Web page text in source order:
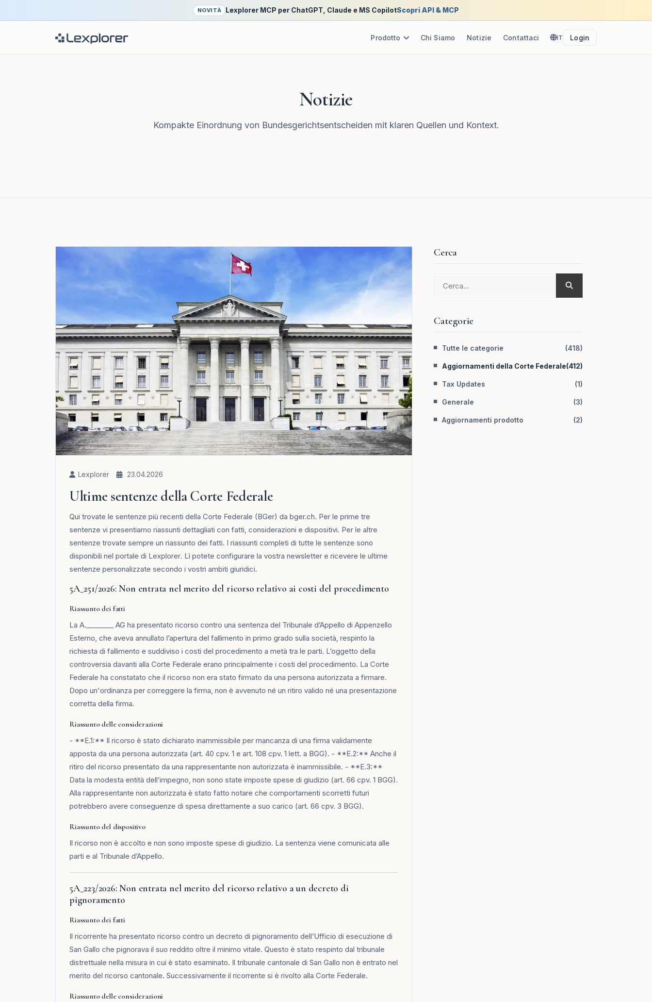
NOVITÀ Lexplorer MCP per ChatGPT, Claude e MS CopilotScopri API & MCP
Prodotto Chi Siamo Notizie Contattaci IT Login
Notizie
Kompakte Einordnung von Bundesgerichtsentscheiden mit klaren Quellen und Kontext.
Lexplorer 23.04.2026
Ultime sentenze della Corte Federale
Qui trovate le sentenze più recenti della Corte Federale (BGer) da bger.ch. Per le prime tre
sentenze vi presentiamo riassunti dettagliati con fatti, considerazioni e dispositivi. Per le altre
sentenze trovate sempre un riassunto dei fatti. I riassunti completi di tutte le sentenze sono
disponibili nel portale di Lexplorer. Lì potete configurare la vostra newsletter e ricevere le ultime
sentenze personalizzate secondo i vostri ambiti giuridici.
5A_251/2026: Non entrata nel merito del ricorso relativo ai costi del procedimento
Riassunto dei fatti
La A.________ AG ha presentato ricorso contro una sentenza del Tribunale d’Appello di Appenzello
Esterno, che aveva annullato l’apertura del fallimento in primo grado sulla società, respinto la
richiesta di fallimento e suddiviso i costi del procedimento a metà tra le parti. L’oggetto della
controversia davanti alla Corte Federale erano principalmente i costi del procedimento. La Corte
Federale ha constatato che il ricorso non era stato firmato da una persona autorizzata a firmare.
Dopo un'ordinanza per correggere la firma, non è avvenuto né un ritiro valido né una presentazione
corretta della firma.
Riassunto delle considerazioni
- **E.1:** Il ricorso è stato dichiarato inammissibile per mancanza di una firma validamente
apposta da una persona autorizzata (art. 40 cpv. 1 e art. 108 cpv. 1 lett. a BGG). - **E.2:** Anche il
ritiro del ricorso presentato da una rappresentante non autorizzata è inammissibile. - **E.3:**
Data la modesta entità dell’impegno, non sono state imposte spese di giudizio (art. 66 cpv. 1 BGG).
Alla rappresentante non autorizzata è stato fatto notare che comportamenti scorretti futuri
potrebbero avere conseguenze di spesa direttamente a suo carico (art. 66 cpv. 3 BGG).
Riassunto del dispositivo
Il ricorso non è accolto e non sono imposte spese di giudizio. La sentenza viene comunicata alle
parti e al Tribunale d’Appello.
5A_223/2026: Non entrata nel merito del ricorso relativo a un decreto di
pignoramento
Riassunto dei fatti
Il ricorrente ha presentato ricorso contro un decreto di pignoramento dell’Ufficio di esecuzione di
San Gallo che pignorava il suo reddito oltre il minimo vitale. Questo è stato respinto dal tribunale
distrettuale nella misura in cui è stato esaminato. Il tribunale cantonale di San Gallo non è entrato nel
merito del ricorso cantonale. Successivamente il ricorrente si è rivolto alla Corte Federale.
Riassunto delle considerazioni
Cerca
Categorie
Tutte le categorie (418)
Aggiornamenti della Corte Federale(412)
Tax Updates (1)
Generale (3)
Aggiornamenti prodotto (2)